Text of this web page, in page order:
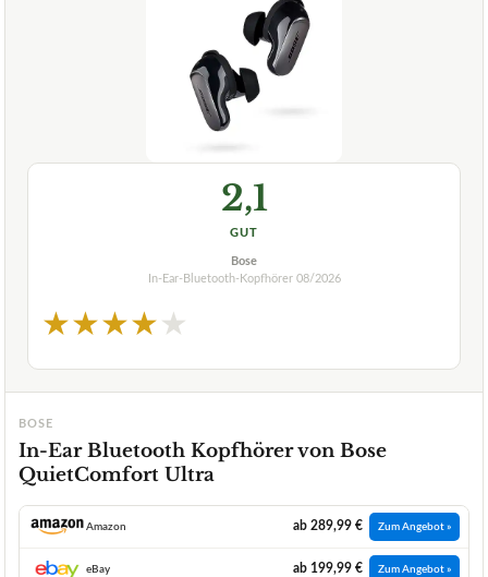
2,1
GUT
Bose
In-Ear-Bluetooth-Kopfhörer 08/2026
★★★★★
BOSE
In-Ear Bluetooth Kopfhörer von Bose
QuietComfort Ultra
Amazon ab 289,99 € Zum Angebot »
eBay ab 199,99 € Zum Angebot »